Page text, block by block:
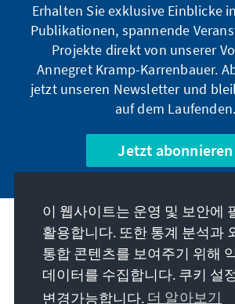
Erhalten Sie exklusive Einblicke
Publikationen, spannende
Projekte direkt von unserer
Annegret Kramp-Karrenbauer.
jetzt unseren Newsletter und
auf dem Laufenden.
Jetzt abonnieren
우리의 과제
연락처
이 웹사이트는 운영 및 보안에
활용합니다. 또한 통계 분석과
통합 콘텐츠를 보여주기 위해
데이터를 수집합니다. 쿠키 설
변경가능합니다. 더 알아보기